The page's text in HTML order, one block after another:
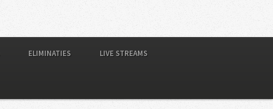
ELIMINATIES LIVE STREAMS